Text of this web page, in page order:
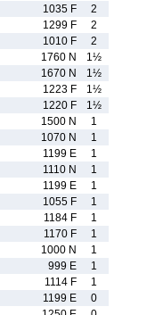
1035 F
2
1299 F
2
1010 F
2
1760 N
1½
1670 N
1½
1223 F
1½
1220 F
1½
1500 N
1
1070 N
1
1199 E
1
1110 N
1
1199 E
1
1055 F
1
1184 F
1
1170 F
1
1000 N
1
999 E
1
1114 F
1
1199 E
0